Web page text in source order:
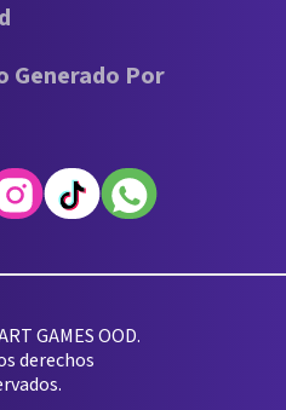
Generado Por
GAMES OOD.
derechos